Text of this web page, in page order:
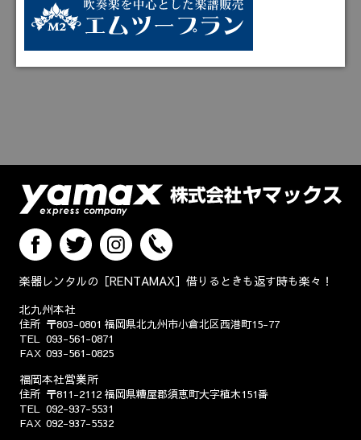
楽器レンタルの［RENTAMAX］借りるときも返す時も楽々！
北九州本社
住所 〒803-0801 福岡県北九州市小倉北区西港町15-77
TEL 093-561-0871
FAX 093-561-0825
福岡本社営業所
住所 〒811-2112 福岡県糟屋郡須恵町大字植木151番
TEL 092-937-5531
FAX 092-937-5532